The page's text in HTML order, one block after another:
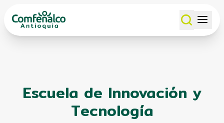
Escuela de Innovación y
Tecnología